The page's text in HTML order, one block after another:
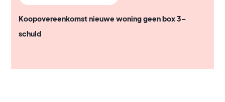
Koopovereenkomst nieuwe woning geen box 3-
schuld